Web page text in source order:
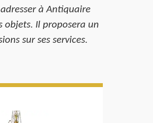
à Antiquaire
objets. Il proposera un
sur ses services.